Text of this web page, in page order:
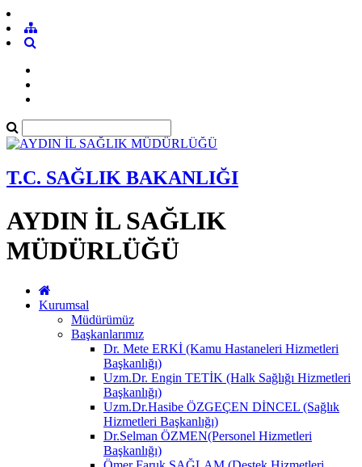
T.C. SAĞLIK BAKANLIĞI
AYDIN İL SAĞLIK
MÜDÜRLÜĞÜ
Kurumsal
Müdürümüz
Başkanlarımız
Dr. Mete ERKİ (Kamu Hastaneleri Hizmetleri
Başkanlığı)
Uzm.Dr. Engin TETİK (Halk Sağlığı Hizmetleri
Başkanlığı)
Uzm.Dr.Hasibe ÖZGEÇEN DİNCEL (Sağlık
Hizmetleri Başkanlığı)
Dr.Selman ÖZMEN(Personel Hizmetleri
Başkanlığı)